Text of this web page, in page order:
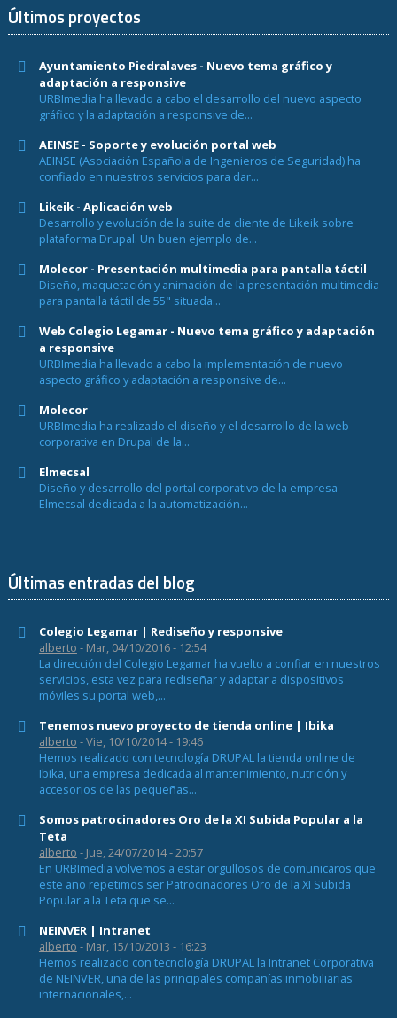
Últimos proyectos
Ayuntamiento Piedralaves - Nuevo tema gráfico y
adaptación a responsive
URBImedia ha llevado a cabo el desarrollo del nuevo aspecto
gráfico y la adaptación a responsive de...
AEINSE - Soporte y evolución portal web
AEINSE (Asociación Española de Ingenieros de Seguridad) ha
confiado en nuestros servicios para dar...
Likeik - Aplicación web
Desarrollo y evolución de la suite de cliente de Likeik sobre
plataforma Drupal. Un buen ejemplo de...
Molecor - Presentación multimedia para pantalla táctil
Diseño, maquetación y animación de la presentación multimedia
para pantalla táctil de 55" situada...
Web Colegio Legamar - Nuevo tema gráfico y adaptación
a responsive
URBImedia ha llevado a cabo la implementación de nuevo
aspecto gráfico y adaptación a responsive de...
Molecor
URBImedia ha realizado el diseño y el desarrollo de la web
corporativa en Drupal de la...
Elmecsal
Diseño y desarrollo del portal corporativo de la empresa
Elmecsal dedicada a la automatización...
Últimas entradas del blog
Colegio Legamar | Rediseño y responsive
alberto - Mar, 04/10/2016 - 12:54
La dirección del Colegio Legamar ha vuelto a confiar en nuestros
servicios, esta vez para rediseñar y adaptar a dispositivos
móviles su portal web,...
Tenemos nuevo proyecto de tienda online | Ibika
alberto - Vie, 10/10/2014 - 19:46
Hemos realizado con tecnología DRUPAL la tienda online de
Ibika, una empresa dedicada al mantenimiento, nutrición y
accesorios de las pequeñas...
Somos patrocinadores Oro de la XI Subida Popular a la
Teta
alberto - Jue, 24/07/2014 - 20:57
En URBImedia volvemos a estar orgullosos de comunicaros que
este año repetimos ser Patrocinadores Oro de la XI Subida
Popular a la Teta que se...
NEINVER | Intranet
alberto - Mar, 15/10/2013 - 16:23
Hemos realizado con tecnología DRUPAL la Intranet Corporativa
de NEINVER, una de las principales compañías inmobiliarias
internacionales,...